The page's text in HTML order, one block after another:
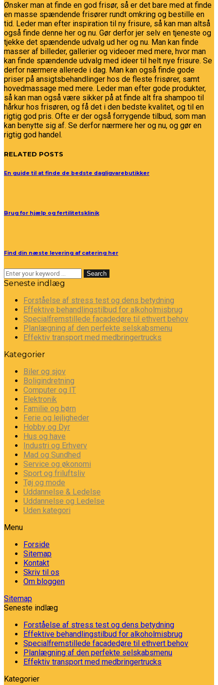
Ønsker man at finde en god frisør, så er det bare med at finde
en masse spændende frisører rundt omkring og bestille en
tid. Leder man efter inspiration til ny frisure, så kan man altså
også finde denne her og nu. Gør derfor jer selv en tjeneste og
tjekke det spændende udvalg ud her og nu. Man kan finde
masser af billeder, gallerier og videoer med mere, hvor man
kan finde spændende udvalg med ideer til helt nye frisure. Se
derfor nærmere allerede i dag. Man kan også finde gode
priser på ansigtsbehandlinger hos de fleste frisører, samt
hovedmassage med mere. Leder man efter gode produkter,
så kan man også være sikker på at finde alt fra shampoo til
hårkur hos frisøren, og få det i den bedste kvalitet, og til en
rigtig god pris. Ofte er der også forrygende tilbud, som man
kan benytte sig af. Se derfor nærmere her og nu, og gør en
rigtig god handel.
RELATED POSTS
En guide til at finde de bedste dagligvarebutikker
Brug for hjælp og fertilitetsklinik
Find din næste levering af catering her
Search
Seneste indlæg
Forståelse af stress test og dens betydning
Effektive behandlingstilbud for alkoholmisbrug
Specialfremstillede facadedøre til ethvert behov
Planlægning af den perfekte selskabsmenu
Effektiv transport med medbringertrucks
Kategorier
Biler og sjov
Boligindretning
Computer og IT
Elektronik
Familie og børn
Ferie og lejligheder
Hobby og Dyr
Hus og have
Industri og Erhverv
Mad og Sundhed
Service og økonomi
Sport og friluftsliv
Tøj og mode
Uddannelse & Ledelse
Uddannelse og Ledelse
Uden kategori
Menu
Forside
Sitemap
Kontakt
Skriv til os
Om bloggen
Sitemap
Seneste indlæg
Forståelse af stress test og dens betydning
Effektive behandlingstilbud for alkoholmisbrug
Specialfremstillede facadedøre til ethvert behov
Planlægning af den perfekte selskabsmenu
Effektiv transport med medbringertrucks
Kategorier